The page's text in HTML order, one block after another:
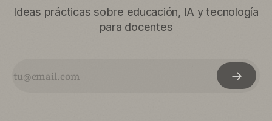
Ideas prácticas sobre educación, IA y tecnología
para docentes